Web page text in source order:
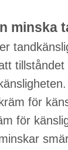
minska
för
för